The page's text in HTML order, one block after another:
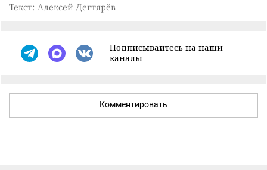
Текст: Алексей Дегтярёв
Подписывайтесь на наши
каналы
Комментировать